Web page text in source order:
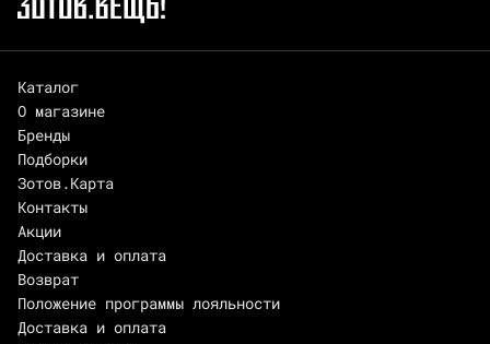
Каталог
О магазине
Бренды
Подборки
Зотов.Карта
Контакты
Акции
Доставка и оплата
Возврат
Положение программы лояльности
Доставка и оплата